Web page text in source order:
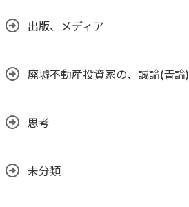
出版、メディア
廃墟不動産投資家の、誠論(青論)
思考
未分類